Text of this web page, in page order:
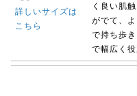
詳しいサイズは
こちら
く良い肌
がでて、
で持ち歩
で幅広く役